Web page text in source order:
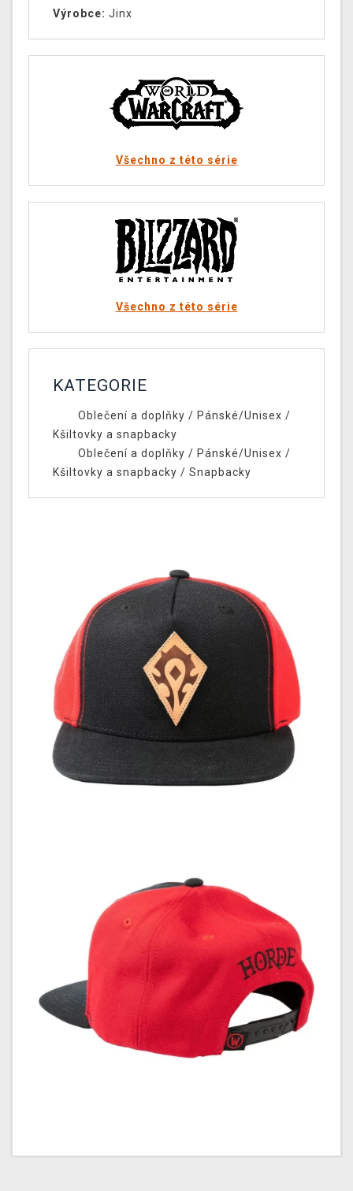
Výrobce: Jinx
Všechno z této série
Všechno z této série
KATEGORIE
Oblečení a doplňky / Pánské/Unisex /
Kšiltovky a snapbacky
Oblečení a doplňky / Pánské/Unisex /
Kšiltovky a snapbacky / Snapbacky